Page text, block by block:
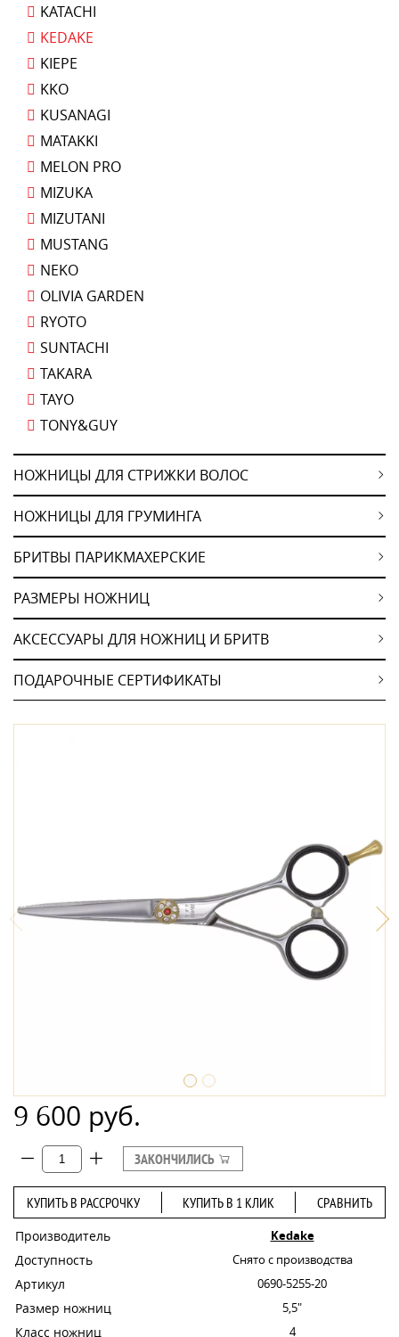
KATACHI
KEDAKE
KIEPE
KKO
KUSANAGI
MATAKKI
MELON PRO
MIZUKA
MIZUTANI
MUSTANG
NEKO
OLIVIA GARDEN
RYOTO
SUNTACHI
TAKARA
TAYO
TONY&GUY
НОЖНИЦЫ ДЛЯ СТРИЖКИ ВОЛОС
НОЖНИЦЫ ДЛЯ ГРУМИНГА
БРИТВЫ ПАРИКМАХЕРСКИЕ
РАЗМЕРЫ НОЖНИЦ
АКСЕССУАРЫ ДЛЯ НОЖНИЦ И БРИТВ
ПОДАРОЧНЫЕ СЕРТИФИКАТЫ
9 600 руб.
ЗАКОНЧИЛИСЬ
КУПИТЬ В РАССРОЧКУ КУПИТЬ В 1 КЛИК СРАВНИТЬ
Производитель Kedake
Доступность Снято с производства
Артикул 0690-5255-20
Размер ножниц 5,5"
Класс ножниц 4